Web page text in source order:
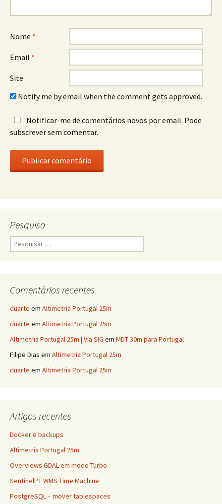
Nome *
Email *
Site
Notify me by email when the comment gets approved.
Notificar-me de comentários novos por email. Pode
subscrever sem comentar.
Pesquisa
Pesquisar
por:
Comentários recentes
duarte em Altimetria Portugal 25m
duarte em Altimetria Portugal 25m
Altimetria Portugal 25m | Via SIG em MDT 30m para Portugal
Filipe Dias em Altimetria Portugal 25m
duarte em Altimetria Portugal 25m
Artigos recentes
Docker e backups
Altimetria Portugal 25m
Overviews GDAL em modo Turbo
SentinelPT WMS Time Machine
PostgreSQL – mover tablespaces